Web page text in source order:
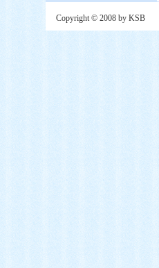
Copyright © 2008 by KSB